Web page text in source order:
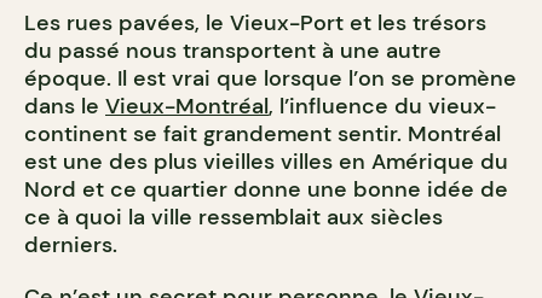
Les rues pavées, le Vieux-Port et les trésors
du passé nous transportent à une autre
époque. Il est vrai que lorsque l’on se promène
dans le Vieux-Montréal, l’influence du vieux-
continent se fait grandement sentir. Montréal
est une des plus vieilles villes en Amérique du
Nord et ce quartier donne une bonne idée de
ce à quoi la ville ressemblait aux siècles
derniers.